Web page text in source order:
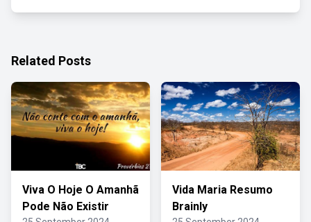
Related Posts
Viva O Hoje O Amanhã
Pode Não Existir
Vida Maria Resumo
Brainly